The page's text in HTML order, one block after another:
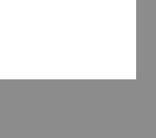
延迟退房至下午4时